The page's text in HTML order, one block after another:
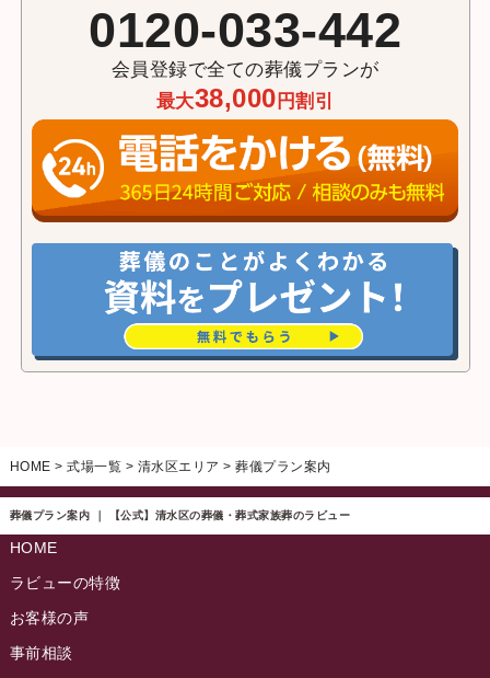
葬儀プラン案内 ｜ 【公式】清水区の葬儀・葬式家族葬のラビュー
0120-033-442
会員登録で全ての葬儀プランが
最大38,000 円割引
HOME >式場一覧 > 清水区エリア >葬儀プラン案内
HOME
ラビューの特徴
お客様の声
事前相談